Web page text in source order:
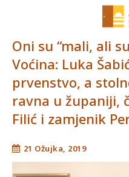
Oni su “mali, ali
Voćina: Luka
prvenstvo, a
ravna u županiji,
Filić i zamjenik
21 Ožujka, 2019